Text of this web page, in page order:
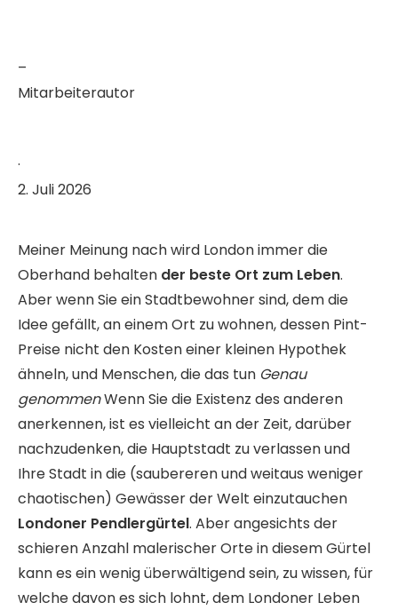
–
Mitarbeiterautor
·
2. Juli 2026
Meiner Meinung nach wird London immer die
Oberhand behalten der beste Ort zum Leben.
Aber wenn Sie ein Stadtbewohner sind, dem die
Idee gefällt, an einem Ort zu wohnen, dessen Pint-
Preise nicht den Kosten einer kleinen Hypothek
ähneln, und Menschen, die das tun Genau
genommenWenn Sie die Existenz des anderen
anerkennen, ist es vielleicht an der Zeit, darüber
nachzudenken, die Hauptstadt zu verlassen und
Ihre Stadt in die (saubereren und weitaus weniger
chaotischen) Gewässer der Welt einzutauchen
Londoner Pendlergürtel. Aber angesichts der
schieren Anzahl malerischer Orte in diesem Gürtel
kann es ein wenig überwältigend sein, zu wissen, für
welche davon es sich lohnt, dem Londoner Leben